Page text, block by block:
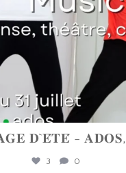
𝐃`𝐄́𝐓𝐄́ - 𝐀𝐃𝐎𝐒,
3 0